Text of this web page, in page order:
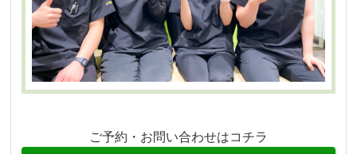
ご予約・お問い合わせはコチラ